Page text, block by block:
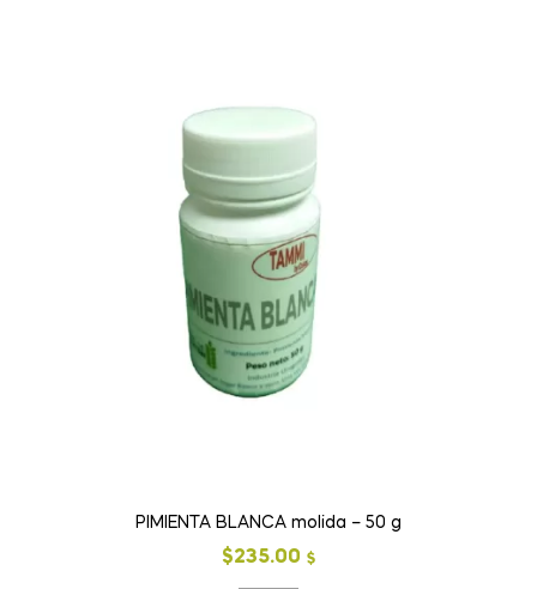
PIMIENTA BLANCA molida – 50 g
$235.00 $